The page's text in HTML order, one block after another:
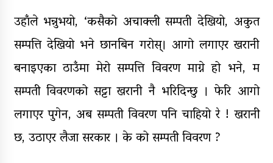
उहाँले भन्नुभयो, ‘कसैको अचाक्ली सम्पती देखियो, अकुत
सम्पत्ति देखियो भने छानबिन गरोस्। आगो लगाएर खरानी
बनाइएका ठाउँमा मेरो सम्पत्ति विवरण माग्ने हो भने, म
सम्पती विवरणको सट्टा खरानी नै भरिदिन्छु । फेरि आगो
लगाएर पुगेन, अब सम्पती विवरण पनि चाहियो रे ! खरानी
छ, उठाएर लैजा सरकार । के को सम्पती विवरण ?